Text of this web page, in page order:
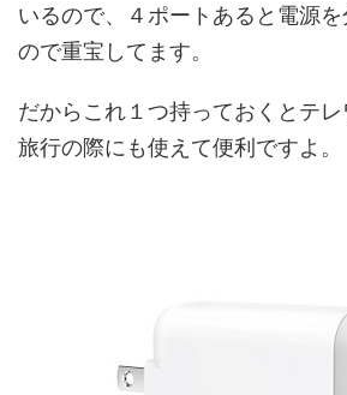
いるので、４ポートあると電源
ので重宝してます。
だからこれ１つ持っておくとテ
旅行の際にも使えて便利ですよ。